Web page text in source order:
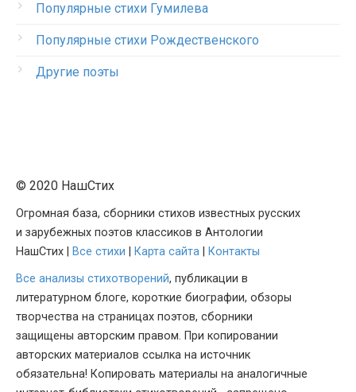
Популярные стихи Гумилева
Популярные стихи Рождественского
Другие поэты
© 2020 НашСтих
Огромная база, сборники стихов известных русских
и зарубежных поэтов классиков в Антологии
НашСтих |
Все стихи Карта сайта
Контакты
Все анализы стихотворений, публикации в
литературном блоге, короткие биографии, обзоры
творчества на страницах поэтов, сборники
защищены авторским правом. При копировании
авторских материалов ссылка на источник
обязательна! Копировать материалы на аналогичные